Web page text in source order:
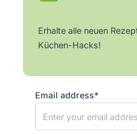
Erhalte alle neuen
Küchen-Hacks!
Email address*